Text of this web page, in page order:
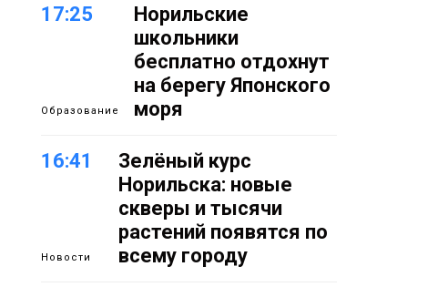
17:25
Образование
Норильские
школьники
бесплатно отдохнут
на берегу Японского
моря
16:41
Новости
Зелёный курс
Норильска: новые
скверы и тысячи
растений появятся по
всему городу